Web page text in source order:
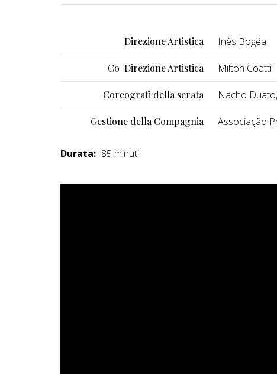
Direzione Artistica Inês Bogéa
Co-Direzione Artistica Milton Coatti
Coreografi della serata Nacho
Gestione della Compagnia Associação
Durata: 85 minuti